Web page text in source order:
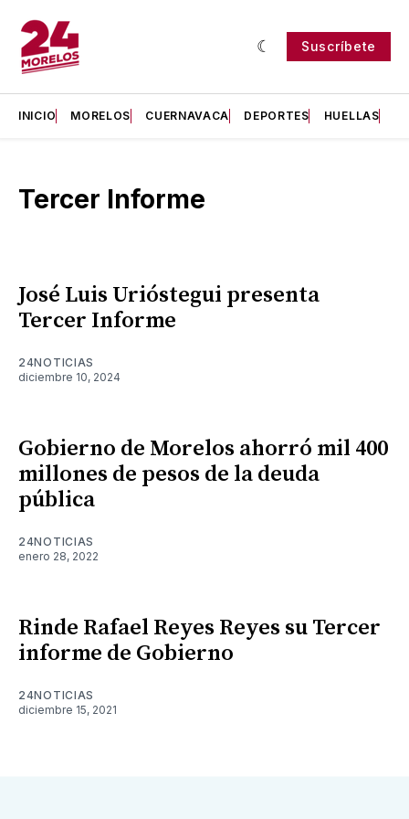
Suscríbete
INICIO MORELOS CUERNAVACA DEPORTES HUELLAS
Tercer Informe
José Luis Urióstegui presenta
Tercer Informe
24NOTICIAS
diciembre 10, 2024
Gobierno de Morelos ahorró mil 400
millones de pesos de la deuda
pública
24NOTICIAS
enero 28, 2022
Rinde Rafael Reyes Reyes su Tercer
informe de Gobierno
24NOTICIAS
diciembre 15, 2021